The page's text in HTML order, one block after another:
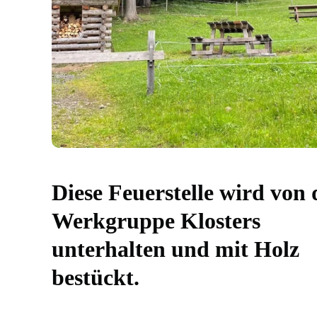
Diese Feuerstelle wird von
Werkgruppe Klosters
unterhalten und mit Holz
bestückt.